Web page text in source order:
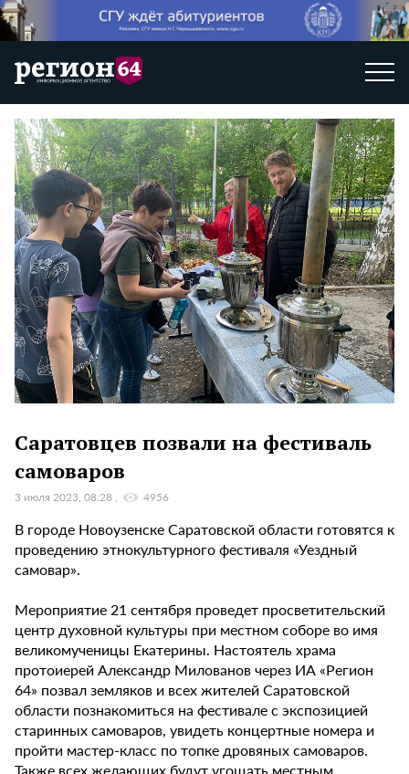
Саратовцев позвали на фестиваль
самоваров
3 июля 2023, 08:28 4956
В городе Новоузенске Саратовской области готовятся к
проведению этнокультурного фестиваля «Уездный
самовар».
Мероприятие 21 сентября проведет просветительский
центр духовной культуры при местном соборе во имя
великомученицы Екатерины. Настоятель храма
протоиерей Александр Милованов через ИА «Регион
64» позвал земляков и всех жителей Саратовской
области познакомиться на фестивале с экспозицией
старинных самоваров, увидеть концертные номера и
пройти мастер-класс по топке дровяных самоваров.